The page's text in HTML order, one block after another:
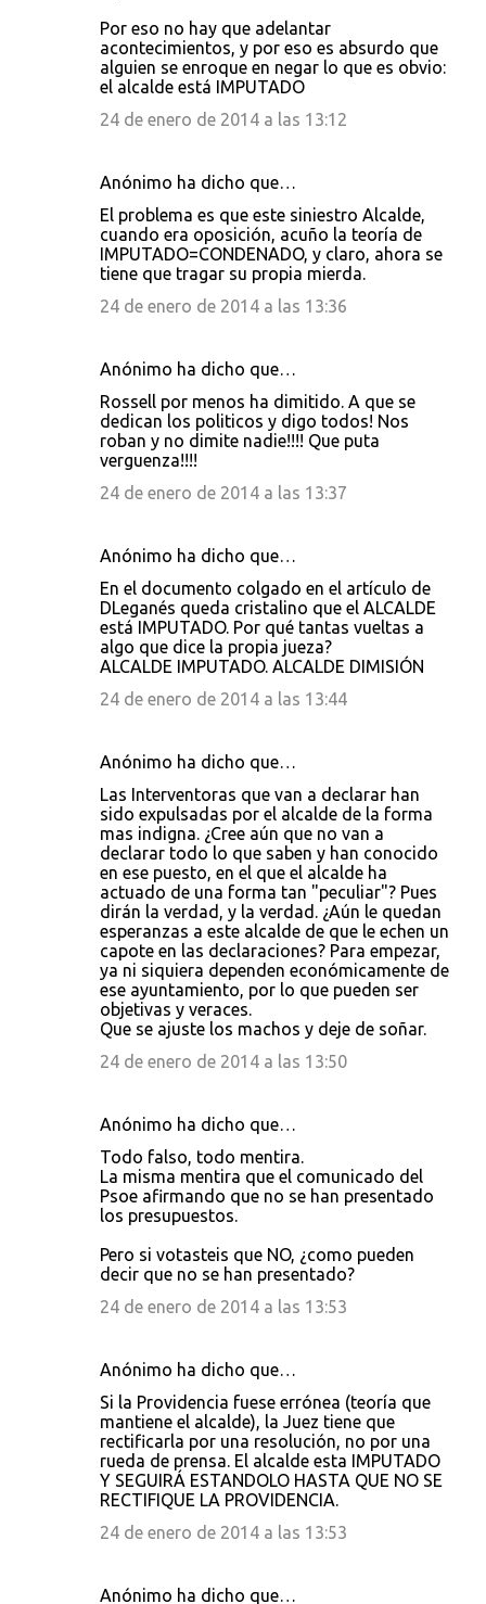
Por eso no hay que adelantar
acontecimientos, y por eso es absurdo que
alguien se enroque en negar lo que es obvio:
el alcalde está IMPUTADO
24 de enero de 2014 a las 13:12
Anónimo ha dicho que…
El problema es que este siniestro Alcalde,
cuando era oposición, acuño la teoría de
IMPUTADO=CONDENADO, y claro, ahora se
tiene que tragar su propia mierda.
24 de enero de 2014 a las 13:36
Anónimo ha dicho que…
Rossell por menos ha dimitido. A que se
dedican los politicos y digo todos! Nos
roban y no dimite nadie!!!! Que puta
verguenza!!!!
24 de enero de 2014 a las 13:37
Anónimo ha dicho que…
En el documento colgado en el artículo de
DLeganés queda cristalino que el ALCALDE
está IMPUTADO. Por qué tantas vueltas a
algo que dice la propia jueza?
ALCALDE IMPUTADO. ALCALDE DIMISIÓN
24 de enero de 2014 a las 13:44
Anónimo ha dicho que…
Las Interventoras que van a declarar han
sido expulsadas por el alcalde de la forma
mas indigna. ¿Cree aún que no van a
declarar todo lo que saben y han conocido
en ese puesto, en el que el alcalde ha
actuado de una forma tan "peculiar"? Pues
dirán la verdad, y la verdad. ¿Aún le quedan
esperanzas a este alcalde de que le echen un
capote en las declaraciones? Para empezar,
ya ni siquiera dependen económicamente de
ese ayuntamiento, por lo que pueden ser
objetivas y veraces.
Que se ajuste los machos y deje de soñar.
24 de enero de 2014 a las 13:50
Anónimo ha dicho que…
Todo falso, todo mentira.
La misma mentira que el comunicado del
Psoe afirmando que no se han presentado
los presupuestos.
Pero si votasteis que NO, ¿como pueden
decir que no se han presentado?
24 de enero de 2014 a las 13:53
Anónimo ha dicho que…
Si la Providencia fuese errónea (teoría que
mantiene el alcalde), la Juez tiene que
rectificarla por una resolución, no por una
rueda de prensa. El alcalde esta IMPUTADO
Y SEGUIRÁ ESTANDOLO HASTA QUE NO SE
RECTIFIQUE LA PROVIDENCIA.
24 de enero de 2014 a las 13:53
Anónimo ha dicho que…